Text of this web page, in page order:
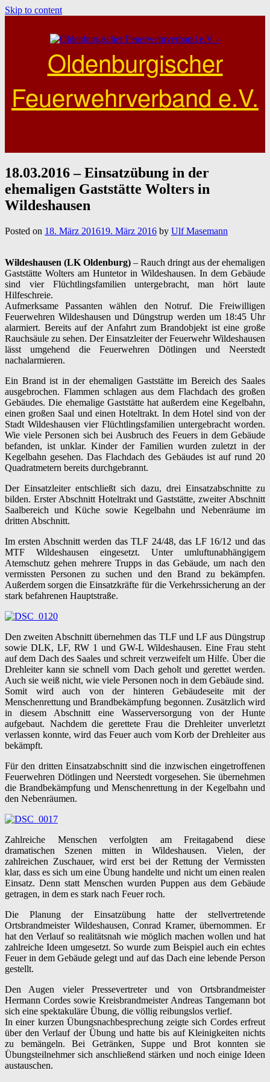
Skip to content
Oldenburgischer
Feuerwehrverband e.V.
18.03.2016 – Einsatzübung in der
ehemaligen Gaststätte Wolters in
Wildeshausen
Posted on 18. März 201619. März 2016 by Ulf Masemann
Wildeshausen (LK Oldenburg) – Rauch dringt aus der ehemaligen
Gaststätte Wolters am Huntetor in Wildeshausen. In dem Gebäude
sind vier Flüchtlingsfamilien untergebracht, man hört laute
Hilfeschreie.
Aufmerksame Passanten wählen den Notruf. Die Freiwilligen
Feuerwehren Wildeshausen und Düngstrup werden um 18:45 Uhr
alarmiert. Bereits auf der Anfahrt zum Brandobjekt ist eine große
Rauchsäule zu sehen. Der Einsatzleiter der Feuerwehr Wildeshausen
lässt umgehend die Feuerwehren Dötlingen und Neerstedt
nachalarmieren.
Ein Brand ist in der ehemaligen Gaststätte im Bereich des Saales
ausgebrochen. Flammen schlagen aus dem Flachdach des großen
Gebäudes. Die ehemalige Gaststätte hat außerdem eine Kegelbahn,
einen großen Saal und einen Hoteltrakt. In dem Hotel sind von der
Stadt Wildeshausen vier Flüchtlingsfamilien untergebracht worden.
Wie viele Personen sich bei Ausbruch des Feuers in dem Gebäude
befanden, ist unklar. Kinder der Familien wurden zuletzt in der
Kegelbahn gesehen. Das Flachdach des Gebäudes ist auf rund 20
Quadratmetern bereits durchgebrannt.
Der Einsatzleiter entschließt sich dazu, drei Einsatzabschnitte zu
bilden. Erster Abschnitt Hoteltrakt und Gaststätte, zweiter Abschnitt
Saalbereich und Küche sowie Kegelbahn und Nebenräume im
dritten Abschnitt.
Im ersten Abschnitt werden das TLF 24/48, das LF 16/12 und das
MTF Wildeshausen eingesetzt. Unter umluftunabhängigem
Atemschutz gehen mehrere Trupps in das Gebäude, um nach den
vermissten Personen zu suchen und den Brand zu bekämpfen.
Außerdem sorgen die Einsatzkräfte für die Verkehrssicherung an der
stark befahrenen Hauptstraße.
Den zweiten Abschnitt übernehmen das TLF und LF aus Düngstrup
sowie DLK, LF, RW 1 und GW-L Wildeshausen. Eine Frau steht
auf dem Dach des Saales und schreit verzweifelt um Hilfe. Über die
Drehleiter kann sie schnell vom Dach geholt und gerettet werden.
Auch sie weiß nicht, wie viele Personen noch in dem Gebäude sind.
Somit wird auch von der hinteren Gebäudeseite mit der
Menschenrettung und Brandbekämpfung begonnen. Zusätzlich wird
in diesem Abschnitt eine Wasserversorgung von der Hunte
aufgebaut. Nachdem die gerettete Frau die Drehleiter unverletzt
verlassen konnte, wird das Feuer auch vom Korb der Drehleiter aus
bekämpft.
Für den dritten Einsatzabschnitt sind die inzwischen eingetroffenen
Feuerwehren Dötlingen und Neerstedt vorgesehen. Sie übernehmen
die Brandbekämpfung und Menschenrettung in der Kegelbahn und
den Nebenräumen.
Zahlreiche Menschen verfolgten am Freitagabend diese
dramatischen Szenen mitten in Wildeshausen. Vielen, der
zahlreichen Zuschauer, wird erst bei der Rettung der Vermissten
klar, dass es sich um eine Übung handelte und nicht um einen realen
Einsatz. Denn statt Menschen wurden Puppen aus dem Gebäude
getragen, in dem es stark nach Feuer roch.
Die Planung der Einsatzübung hatte der stellvertretende
Ortsbrandmeister Wildeshausen, Conrad Kramer, übernommen. Er
hat den Verlauf so realitätsnah wie möglich machen wollen und hat
zahlreiche Ideen umgesetzt. So wurde zum Beispiel auch ein echtes
Feuer in dem Gebäude gelegt und auf das Dach eine lebende Person
gestellt.
Den Augen vieler Pressevertreter und von Ortsbrandmeister
Hermann Cordes sowie Kreisbrandmeister Andreas Tangemann bot
sich eine spektakuläre Übung, die völlig reibungslos verlief.
In einer kurzen Übungsnachbesprechung zeigte sich Cordes erfreut
über den Verlauf der Übung und hatte bis auf Kleinigkeiten nichts
zu bemängeln. Bei Getränken, Suppe und Brot konnten sie
Übungsteilnehmer sich anschließend stärken und noch einige Ideen
austauschen.